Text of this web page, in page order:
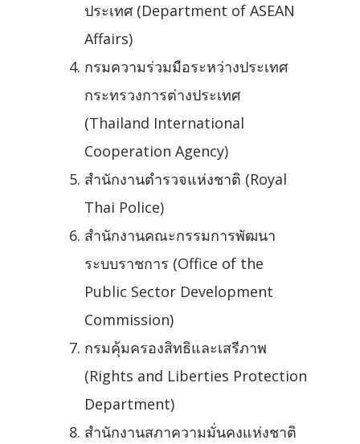
ประเทศ (Department of ASEAN
Affairs)
กรมความร่วมมือระหว่างประเทศ
กระทรวงการต่างประเทศ
(Thailand International
Cooperation Agency)
สำนักงานตำรวจแห่งชาติ (Royal
Thai Police)
สำนักงานคณะกรรมการพัฒนา
ระบบราชการ (Office of the
Public Sector Development
Commission)
กรมคุ้มครองสิทธิและเสรีภาพ
(Rights and Liberties Protection
Department)
สำนักงานสภาความมั่นคงแห่งชาติ